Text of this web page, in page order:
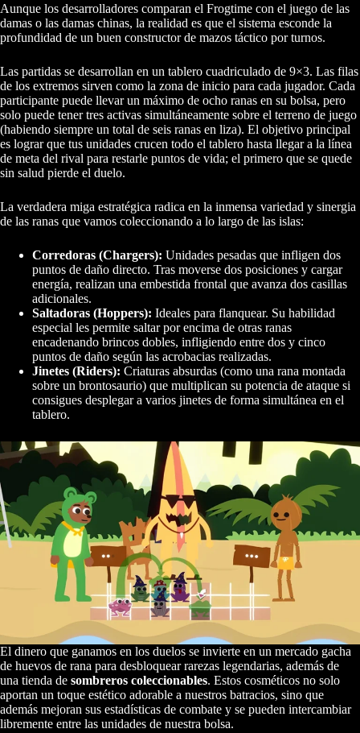
Aunque los desarrolladores comparan el Frogtime con el juego de las
damas o las damas chinas, la realidad es que el sistema esconde la
profundidad de un buen constructor de mazos táctico por turnos.
Las partidas se desarrollan en un tablero cuadriculado de 9×3. Las filas
de los extremos sirven como la zona de inicio para cada jugador. Cada
participante puede llevar un máximo de ocho ranas en su bolsa, pero
solo puede tener tres activas simultáneamente sobre el terreno de juego
(habiendo siempre un total de seis ranas en liza). El objetivo principal
es lograr que tus unidades crucen todo el tablero hasta llegar a la línea
de meta del rival para restarle puntos de vida; el primero que se quede
sin salud pierde el duelo.
La verdadera miga estratégica radica en la inmensa variedad y sinergia
de las ranas que vamos coleccionando a lo largo de las islas:
Corredoras (Chargers): Unidades pesadas que infligen dos
puntos de daño directo. Tras moverse dos posiciones y cargar
energía, realizan una embestida frontal que avanza dos casillas
adicionales.
Saltadoras (Hoppers): Ideales para flanquear. Su habilidad
especial les permite saltar por encima de otras ranas
encadenando brincos dobles, infligiendo entre dos y cinco
puntos de daño según las acrobacias realizadas.
Jinetes (Riders): Criaturas absurdas (como una rana montada
sobre un brontosaurio) que multiplican su potencia de ataque si
consigues desplegar a varios jinetes de forma simultánea en el
tablero.
El dinero que ganamos en los duelos se invierte en un mercado gacha
de huevos de rana para desbloquear rarezas legendarias, además de
una tienda de sombreros coleccionables. Estos cosméticos no solo
aportan un toque estético adorable a nuestros batracios, sino que
además mejoran sus estadísticas de combate y se pueden intercambiar
libremente entre las unidades de nuestra bolsa.